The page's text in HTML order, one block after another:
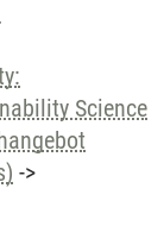
Science
->